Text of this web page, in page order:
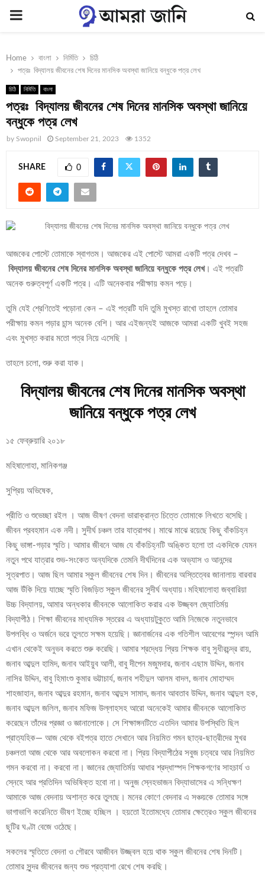
PRIMARY
Home বাংলা নির্মিতি
চিঠি
পত্রঃ বিদ্যালয় জীবনের শেষ দিনের মানসিক অবস্থা জানিয়ে বন্ধুকে পত্র লেখ
চিঠি নির্মিতি বাংলা
পত্রঃ বিদ্যালয় জীবনের শেষ দিনের মানসিক অবস্থা জানিয়ে
বন্ধুকে পত্র লেখ
by Swopnil September 21, 2023 1352
SHARE 0
আজকের পোস্টে তোমাকে স্বাগতম। আজকের এই পোস্টে আমরা একটি পত্র দেখব –
বিদ্যালয় জীবনের শেষ দিনের মানসিক অবস্থা জানিয়ে বন্ধুকে পত্র লেখ। এই পত্রটি
অনেক গুরুত্বপূর্ণ একটি পত্র। এটি অনেকবার পরীক্ষায় কমন পড়ে।
তুমি যেই শ্রেণিতেই পড়োনা কেন – এই পত্রটি যদি তুমি মুখস্ত রাখো তাহলে তোমার
পরীক্ষায় কমন পড়ার চান্স অনেক বেশি। আর এইজন্যই আজকে আমরা একটি খুবই সহজ
এবং মুখস্ত করার মতো পত্র নিয়ে এসেছি ।
তাহলে চলো, শুরু করা যাক।
বিদ্যালয় জীবনের শেষ দিনের মানসিক অবস্থা
জানিয়ে বন্ধুকে পত্র লেখ
১৫ ফেব্রুয়ারি ২০১৮
মহিষালোহা, মানিকগঞ্জ
সুপ্রিয় অভিষেক,
প্রীতি ও শুভেচ্ছা রইল । আজ ভীষণ বেদনা ভারাক্রান্ত চিত্তে তোমাকে লিখতে বসেছি।
জীবন প্রবহমান এক নদী। সুদীর্ঘ চঞ্চল তার যাত্রাপথ। মাঝে মাঝে রয়েছে কিছু বাঁকচিহ্ন
কিছু ভাঙ্গা-গড়ার স্মৃতি। আমার জীবনে আজ যে বাঁকচিহ্নটি অঙ্কিত হলো তা একদিকে যেমন
নতুন পথে যাত্রার শুভ-সংকেত অন্যদিকে তেমনি দীর্ঘদিনের এক অভ্যাস ও আনন্দের
সূত্রপাত। আজ ছিল আমার স্কুল জীবনের শেষ দিন। জীবনের অস্তিত্বের জানালায় বারবার
আজ উঁকি দিয়ে যাচ্ছে স্মৃতি বিজড়িত স্কুল জীবনের সুদীর্ঘ অধ্যায় ৷ মহিষালোহা জব্বারিয়া
উচ্চ বিদ্যালয়, আমার অন্ধকার জীবনকে আলোকিত করার এক উজ্জ্বল জ্যোতির্ময়
বিদ্যাপীঠ। শিক্ষা জীবনের মাধ্যমিক স্তরের এ অধ্যায়টুকুতে আমি নিজেকে নতুনভাবে
উপলব্ধি ও অর্জনে ভরে তুলতে সক্ষম হয়েছি। জ্ঞানার্জনের এক গতিশীল আবেগের স্পন্দন আমি
এখান থেকেই অনুভব করতে শুরু করেছি। আমার শ্রদ্ধেয় প্রিয় শিক্ষক বাবু সুধীরচন্দ্র রায়,
জনাব আব্দুল হামিদ, জনাব আইয়ুব আলী, বাবু দীপেন মজুমদার, জনাব এছাম উদ্দিন, জনাব
নাসির উদ্দিন, বাবু হিমাংশু কুমার ভট্টাচার্য, জনাব শহীদুল আলম বাদল, জনাব মোহাম্মদ
শাহজাহান, জনাব আব্দুর রহমান, জনাব আব্দুস সামাদ, জনাব আবতাব উদ্দিন, জনাব আব্দুল হক,
জনাব আব্দুল জলিল, জনাব মফিজ উল্লাহসহ আরো অনেকেই আমার জীবনকে আলোকিত
করেছেন তাঁদের প্রজ্ঞা ও জ্ঞানালোকে। সে শিক্ষাঙ্গনটিতে এতদিন আমার উপস্থিতি ছিল
প্রাত্যহিক— আজ থেকে বইপত্র হাতে সেখানে আর নিয়মিত গমন ছাত্র-ছাত্রীদের মুখর
চঞ্চলতা আজ থেকে আর অবলোকন করবো না। প্রিয় বিদ্যাপীঠের সবুজ চত্বরে আর নিয়মিত
গমন করবো না। করবো না। জ্ঞানের জ্যোতির্ময় আধার শ্রদ্ধাস্পদ শিক্ষকগণের সাহচার্য ও
স্নেহে আর প্রতিদিন অভিষিক্ত হবো না। অনুজ স্নেহভাজন বিদ্যাভাসের এ সন্ধিক্ষণ
আমাকে আজ বেদনায় অশান্ত করে তুলছে। মনের কোণে বেদনার এ সঞ্চয়কে তোমার সঙ্গে
ভাগাভাগি করেনিতে ভীষণ ইচ্ছে হচ্ছিল । হয়তো ইতোমধ্যে তোমার ক্ষেত্রেও স্কুল জীবনের
ছুটির ঘণ্টা বেজে ওঠেছে।
সকলের স্মৃতিতে বেদনা ও গৌরবে আজীবন উজ্জ্বল হয়ে থাক স্কুল জীবনের শেষ দিনটি।
তোমার সুন্দর জীবনের জন্য শুভ প্রত্যাশা রেখে শেষ করছি।